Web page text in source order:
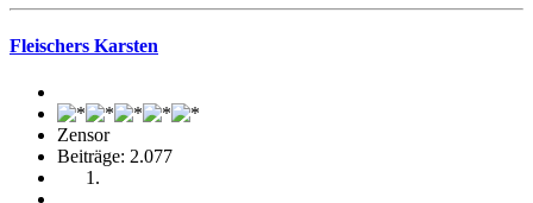
Fleischers Karsten
Zensor
Beiträge: 2.077